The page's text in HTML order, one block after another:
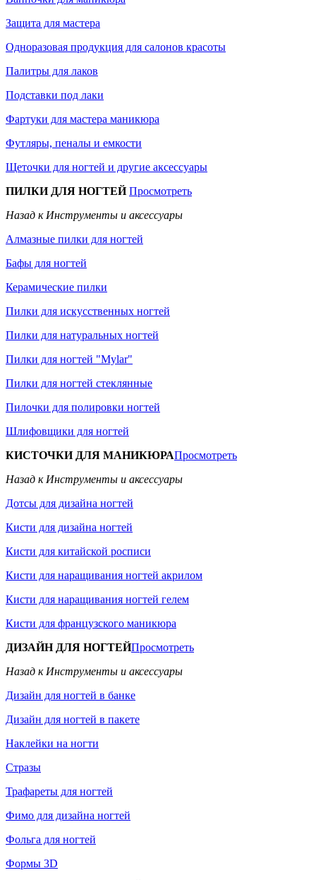
Защита для мастера
Одноразовая продукция для салонов красоты
Палитры для лаков
Подставки под лаки
Фартуки для мастера маникюра
Футляры, пеналы и емкости
Щеточки для ногтей и другие аксессуары
ПИЛКИ ДЛЯ НОГТЕЙПросмотреть
Назад к Инструменты и аксессуары
Алмазные пилки для ногтей
Бафы для ногтей
Керамические пилки
Пилки для искусственных ногтей
Пилки для натуральных ногтей
Пилки для ногтей "Mylar"
Пилки для ногтей стеклянные
Пилочки для полировки ногтей
Шлифовщики для ногтей
КИСТОЧКИ ДЛЯ МАНИКЮРАПросмотреть
Назад к Инструменты и аксессуары
Дотсы для дизайна ногтей
Кисти для дизайна ногтей
Кисти для китайской росписи
Кисти для наращивания ногтей акрилом
Кисти для наращивания ногтей гелем
Кисти для французского маникюра
ДИЗАЙН ДЛЯ НОГТЕЙПросмотреть
Назад к Инструменты и аксессуары
Дизайн для ногтей в банке
Дизайн для ногтей в пакете
Наклейки на ногти
Стразы
Трафареты для ногтей
Фимо для дизайна ногтей
Фольга для ногтей
Формы 3D